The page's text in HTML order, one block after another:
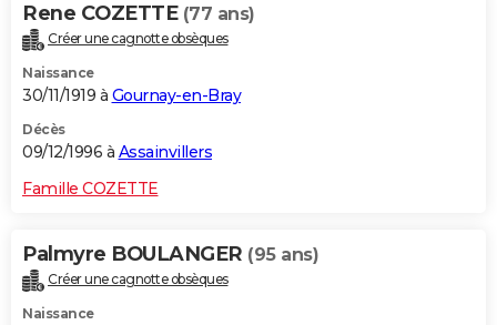
Rene COZETTE (77 ans)
Créer une cagnotte obsèques
Naissance
30/11/1919 à Gournay-en-Bray
Décès
09/12/1996 à Assainvillers
Famille COZETTE
Palmyre BOULANGER (95 ans)
Créer une cagnotte obsèques
Naissance